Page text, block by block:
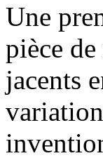
Une
pièce
jacents